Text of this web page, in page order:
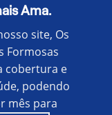
Ama.
site, Os
Formosas
cobertura e
podendo
mês para